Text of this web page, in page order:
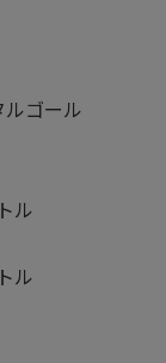
ゴール
ル
ル